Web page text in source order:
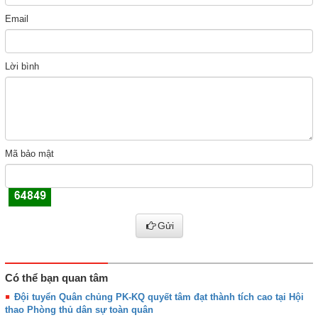
Email
Lời bình
Mã bảo mật
Gửi
Có thể bạn quan tâm
Đội tuyển Quân chủng PK-KQ quyết tâm đạt thành tích cao tại Hội
thao Phòng thủ dân sự toàn quân